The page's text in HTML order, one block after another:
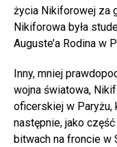
życia Nikiforowej za
Nikiforowa była
Auguste’a Rodina w
Inny, mniej
wojna światowa,
oficerskiej w Paryżu,
następnie, jako
bitwach na froncie w